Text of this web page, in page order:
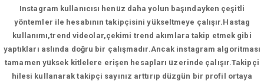
Instagram kullanıcısı henüz daha yolun başındayken çeşitli
yöntemler ile hesabının takipçisini yükseltmeye çalışır.Hastag
kullanımı,trend videolar,çekimi trend akımlara takip etmek gibi
yaptıkları aslında doğru bir çalışmadır.Ancak instagram algoritması
tamamen yüksek kitlelere erişen hesapları üzerinde çalışır.Takipçi
hilesi kullanarak takipçi sayınız arttırıp düzgün bir profil ortaya